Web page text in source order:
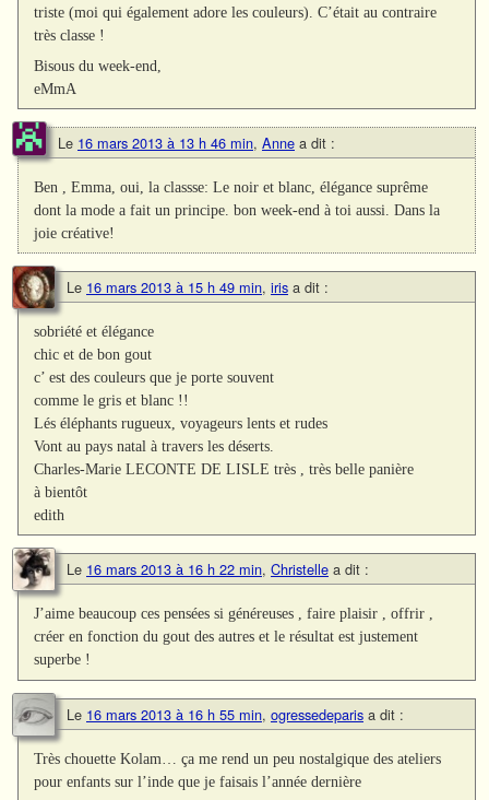
triste (moi qui également adore les couleurs). C’était au contraire
très classe !
Bisous du week-end,
eMmA
Le 16 mars 2013 à 13 h 46 min, Anne a dit :
Ben , Emma, oui, la classse: Le noir et blanc, élégance suprême
dont la mode a fait un principe. bon week-end à toi aussi. Dans la
joie créative!
Le 16 mars 2013 à 15 h 49 min, iris a dit :
sobriété et élégance
chic et de bon gout
c’ est des couleurs que je porte souvent
comme le gris et blanc !!
Lés éléphants rugueux, voyageurs lents et rudes
Vont au pays natal à travers les déserts.
Charles-Marie LECONTE DE LISLE très , très belle panière
à bientôt
edith
Le 16 mars 2013 à 16 h 22 min, Christelle a dit :
J’aime beaucoup ces pensées si généreuses , faire plaisir , offrir ,
créer en fonction du gout des autres et le résultat est justement
superbe !
Le 16 mars 2013 à 16 h 55 min, ogressedeparis a dit :
Très chouette Kolam… ça me rend un peu nostalgique des ateliers
pour enfants sur l’inde que je faisais l’année dernière